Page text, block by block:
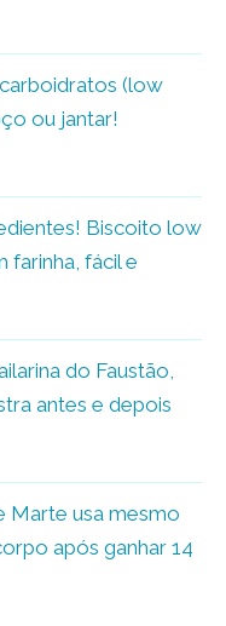
(low
ou jantar!
Biscoito low
farinha, fácil e
do Faustão,
antes e depois
Marte usa mesmo
após ganhar 14